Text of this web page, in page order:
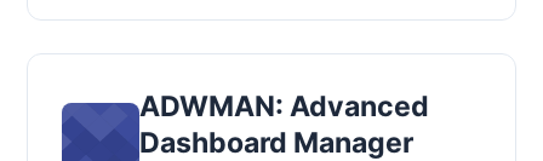
隊、行銷團隊、編輯團隊等在Word...
ADWMAN: Advanced
Dashboard Manager